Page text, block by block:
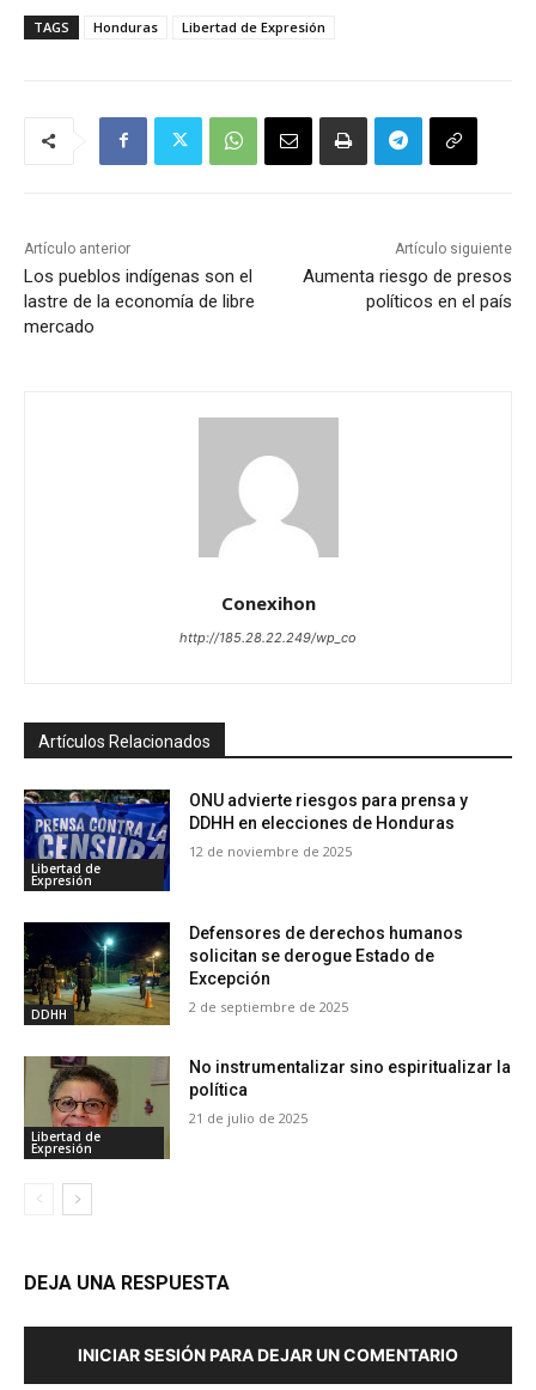
TAGS Honduras Libertad de Expresión
Artículo anterior
Los pueblos indígenas son el
lastre de la economía de libre
mercado
Artículo siguiente
Aumenta riesgo de presos
políticos en el país
Conexihon
http://185.28.22.249/wp_co
Artículos Relacionados
Libertad de
Expresión
ONU advierte riesgos para prensa y
DDHH en elecciones de Honduras
12 de noviembre de 2025
DDHH
Defensores de derechos humanos
solicitan se derogue Estado de
Excepción
2 de septiembre de 2025
Libertad de
Expresión
No instrumentalizar sino espiritualizar la
política
21 de julio de 2025
DEJA UNA RESPUESTA
INICIAR SESIÓN PARA DEJAR UN COMENTARIO